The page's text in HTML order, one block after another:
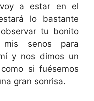
a estar en el
lo bastante
tu bonito
senos para
y nos dimos un
si fuésemos
gran sonrisa.